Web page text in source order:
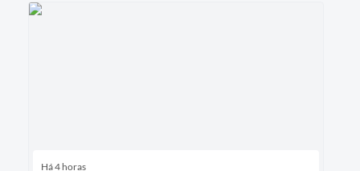
Há 4 horas